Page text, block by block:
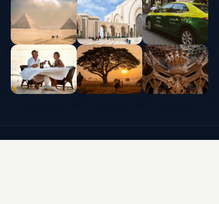
CLUB VACACIONAL INTERLUX | TODOS LOS